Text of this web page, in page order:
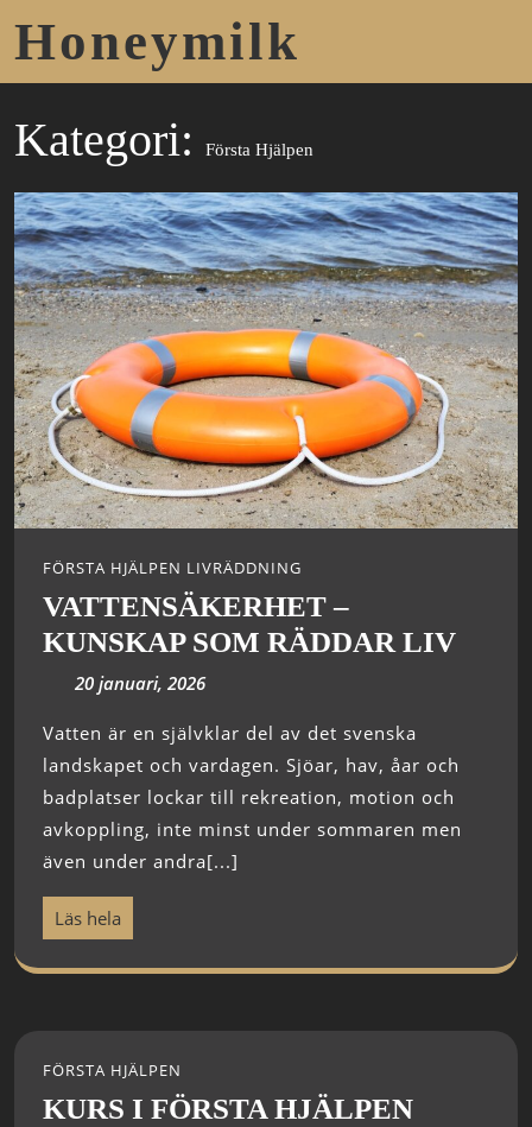
Honeymilk
Kategori: Första Hjälpen
FÖRSTA HJÄLPEN LIVRÄDDNING
VATTENSÄKERHET –
KUNSKAP SOM RÄDDAR LIV
20 januari, 2026
Vatten är en självklar del av det svenska
landskapet och vardagen. Sjöar, hav, åar och
badplatser lockar till rekreation, motion och
avkoppling, inte minst under sommaren men
även under andra[...]
Läs hela
FÖRSTA HJÄLPEN
KURS I FÖRSTA HJÄLPEN